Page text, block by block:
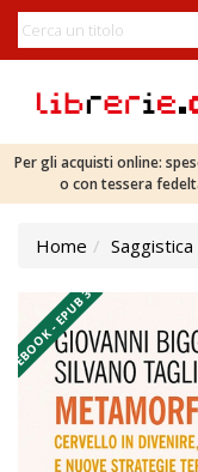
Per gli acquisti online:
o con tessera
Home Saggistica
EBOOK - EPUB 3